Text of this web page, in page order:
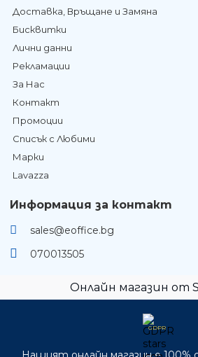
Доставка, Връщане и Замяна
Бисквитки
Лични данни
Рекламации
За Нас
Контакт
Промоции
Списък с Любими
Марки
Lavazza
Информация за контакт
sales@eoffice.bg
070013505
Онлайн магазин от
GDPR